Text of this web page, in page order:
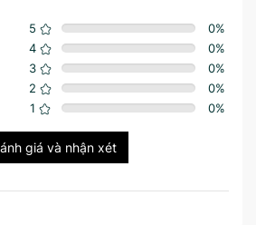
5 0%
4
0%
3
0%
2
0%
1
0%
giá và nhận xét